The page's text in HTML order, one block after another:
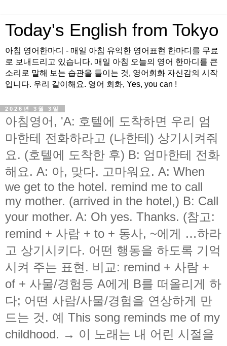
Today's English from Tokyo
아침 영어한마디 - 매일 아침 유익한 영어표현 한마디를 무료
로 보내드리고 있습니다. 매일 아침 오늘의 영어 한마디를 큰
소리로 말해 보는 습관을 들이는 것, 영어회화 자신감의 시작
입니다. 우리 같이해요. 영어 회화, Yes, you can !
2026년 3월 3일
아침영어, 'A: 호텔에 도착하면 우리 엄
마한테 전화하라고 (나한테) 상기시켜줘
요. (호텔에 도착한 후) B: 엄마한테 전화
해요. A: 아, 맞다. 고마워요. A: When
we get to the hotel. remind me to call
my mother. (arrived in the hotel,) B: Call
your mother. A: Oh yes. Thanks. (참고:
remind + 사람 + to + 동사, ~에게 …하라
고 상기시키다. 어떤 행동을 하도록 기억
시켜 주는 표현. 비교: remind + 사람 +
of + 사물/경험등 A에게 B를 떠올리게 하
다; 어떤 사람/사물/경험을 연상하게 만
드는 것. 예 This song reminds me of my
childhood. → 이 노래는 내 어린 시절을